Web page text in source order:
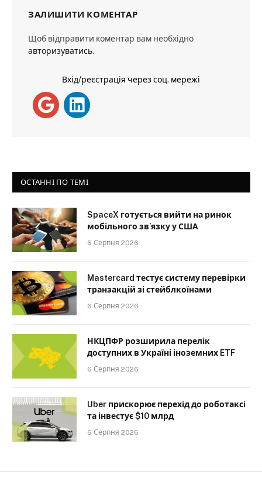
ЗАЛИШИТИ КОМЕНТАР
Щоб відправити коментар вам необхідно
авторизуватись.
Вхід/реєстрація через соц. мережі
ОСТАННІ ПО ТЕМІ
SpaceX готується вийти на ринок
мобільного зв’язку у США
6 Серпня 2026
Mastercard тестує систему перевірки
транзакцій зі стейблкоїнами
6 Серпня 2026
НКЦПФР розширила перелік
доступних в Україні іноземних ETF
6 Серпня 2026
Uber прискорює перехід до роботаксі
та інвестує $10 млрд
6 Серпня 2026